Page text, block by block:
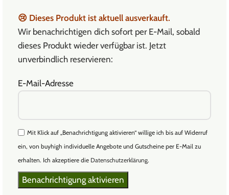
😢 Dieses Produkt ist aktuell ausverkauft.
Wir benachrichtigen dich sofort per E-Mail, sobald
dieses Produkt wieder verfügbar ist. Jetzt
unverbindlich reservieren:
E-Mail-Adresse
Mit Klick auf „Benachrichtigung aktivieren“ willige ich bis auf Widerruf
ein, von buyhigh individuelle Angebote und Gutscheine per E-Mail zu
erhalten. Ich akzeptiere die Datenschutzerklärung.